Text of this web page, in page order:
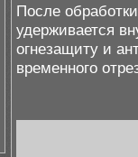
После
удерживается
огнезащиту и
временного